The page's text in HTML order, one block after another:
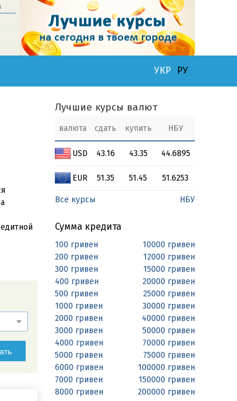
УКР РУ
Лучшие курсы валют
валюта сдать купить НБУ
USD 43.16 43.35 44.6895
EUR 51.35 51.45 51.6253
Все курсы НБУ
Сумма кредита
100 гривен
200 гривен
300 гривен
400 гривен
500 гривен
1000 гривен
2000 гривен
3000 гривен
4000 гривен
5000 гривен
6000 гривен
7000 гривен
8000 гривен
10000 гривен
12000 гривен
15000 гривен
20000 гривен
25000 гривен
30000 гривен
40000 гривен
50000 гривен
70000 гривен
75000 гривен
100000 гривен
150000 гривен
200000 гривен